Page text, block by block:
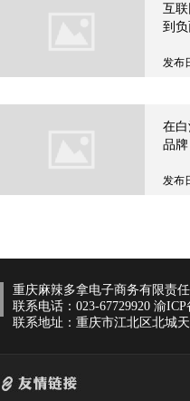
互
到
行
发布
在
品牌
发布
重庆麻辣多拿电子商务有限责任
联系电话：023-67729920 渝ICP
联系地址：重庆市江北区北城